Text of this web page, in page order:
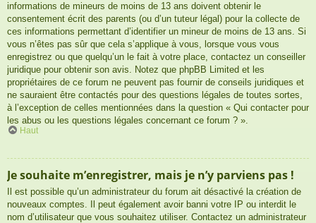
informations de mineurs de moins de 13 ans doivent obtenir le
consentement écrit des parents (ou d’un tuteur légal) pour la collecte de
ces informations permettant d’identifier un mineur de moins de 13 ans. Si
vous n’êtes pas sûr que cela s’applique à vous, lorsque vous vous
enregistrez ou que quelqu’un le fait à votre place, contactez un conseiller
juridique pour obtenir son avis. Notez que phpBB Limited et les
propriétaires de ce forum ne peuvent pas fournir de conseils juridiques et
ne sauraient être contactés pour des questions légales de toutes sortes,
à l’exception de celles mentionnées dans la question « Qui contacter pour
les abus ou les questions légales concernant ce forum ? ».
Haut
Je souhaite m’enregistrer, mais je n’y parviens pas !
Il est possible qu’un administrateur du forum ait désactivé la création de
nouveaux comptes. Il peut également avoir banni votre IP ou interdit le
nom d’utilisateur que vous souhaitez utiliser. Contactez un administrateur